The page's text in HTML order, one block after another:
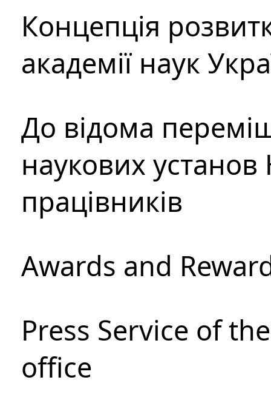
Концепція
академії наук
До відома
наукових установ
працівників
Awards and
Press Service of
office